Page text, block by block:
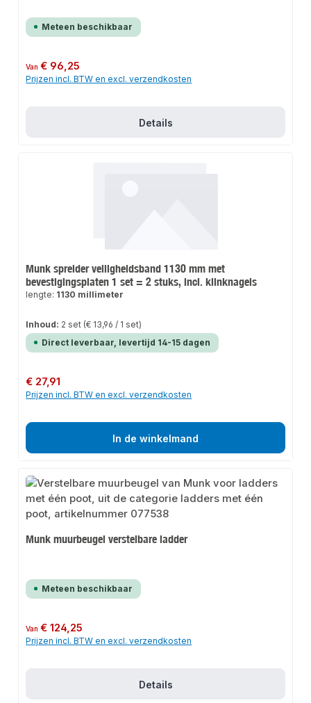
Meteen beschikbaar
Normale prijs:
Van€ 96,25
Prijzen incl. BTW en excl. verzendkosten
Details
Munk spreider veiligheidsband 1130 mm met
bevestigingsplaten 1 set = 2 stuks, incl. klinknagels
lengte: 1130 millimeter
Inhoud: 2 set (€ 13,96 / 1 set)
Direct leverbaar, levertijd 14-15 dagen
Normale prijs:
€ 27,91
Prijzen incl. BTW en excl. verzendkosten
In de winkelmand
Munk muurbeugel verstelbare ladder
Meteen beschikbaar
Normale prijs:
Van€ 124,25
Prijzen incl. BTW en excl. verzendkosten
Details